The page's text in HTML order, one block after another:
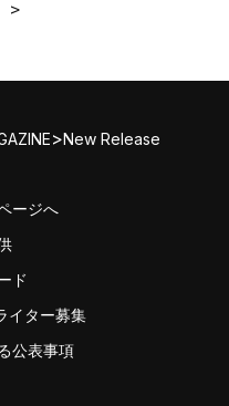
>
>New Release
ージへ
ド
イター募集
公表事項